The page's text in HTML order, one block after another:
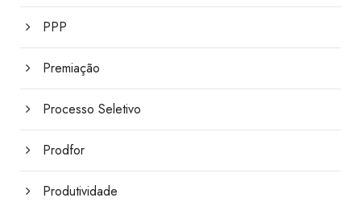
PPP
Premiação
Processo Seletivo
Prodfor
Produtividade